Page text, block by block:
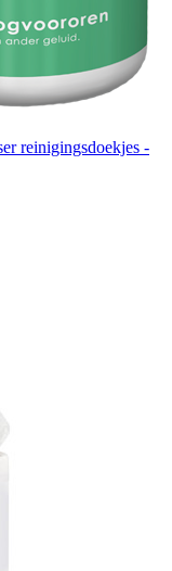
reinigingsdoekjes -